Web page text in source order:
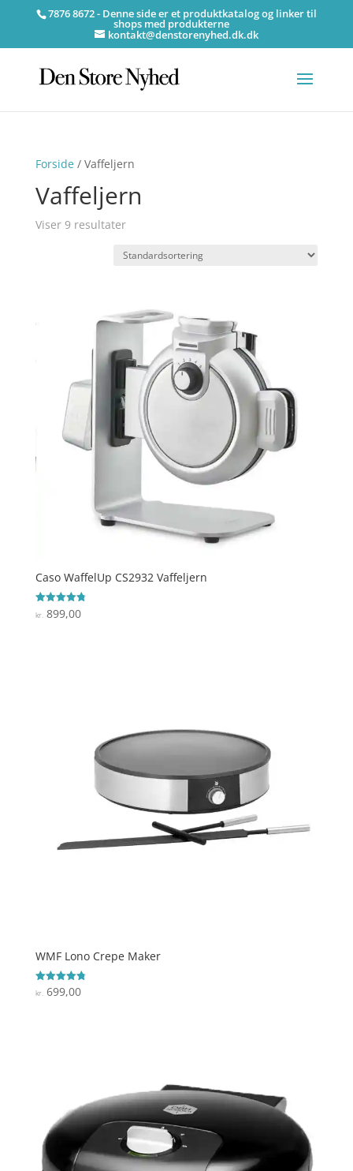
7876 8672 - Denne side er et produktkatalog og linker til
shops med produkterne
kontakt@denstorenyhed.dk.dk
Forside/ Vaffeljern
Vaffeljern
Viser 9 resultater
Caso WaffelUp CS2932 Vaffeljern
Vurderet
4.8
kr.899,00
WMF Lono Crepe Maker
Vurderet
4.8
kr.699,00